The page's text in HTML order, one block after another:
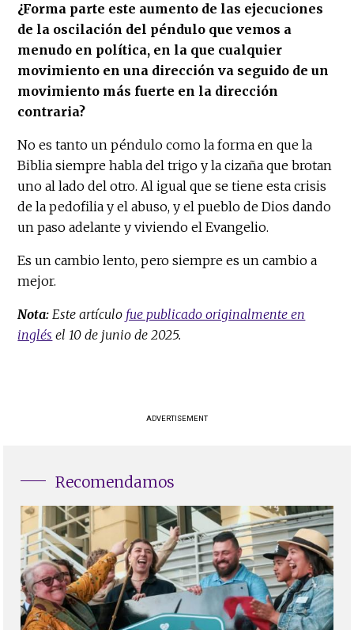
¿Forma parte este aumento de las ejecuciones
de la oscilación del péndulo que vemos a
menudo en política, en la que cualquier
movimiento en una dirección va seguido de un
movimiento más fuerte en la dirección
contraria?
No es tanto un péndulo como la forma en que la
Biblia siempre habla del trigo y la cizaña que brotan
uno al lado del otro. Al igual que se tiene esta crisis
de la pedofilia y el abuso, y el pueblo de Dios dando
un paso adelante y viviendo el Evangelio.
Es un cambio lento, pero siempre es un cambio a
mejor.
Nota:Este artículo fue publicado originalmente en
inglés el 10 de junio de 2025.
ADVERTISEMENT
Recomendamos